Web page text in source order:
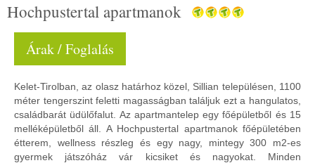
Hochpustertal apartmanok
Árak / Foglalás
Kelet-Tirolban, az olasz határhoz közel, Sillian településen, 1100
méter tengerszint feletti magasságban találjuk ezt a hangulatos,
családbarát üdülőfalut. Az apartmantelep egy főépületből és 15
melléképületből áll. A Hochpustertal apartmanok főépületében
étterem, wellness részleg és egy nagy, mintegy 300 m2-es
gyermek játszóház vár kicsiket és nagyokat. Minden